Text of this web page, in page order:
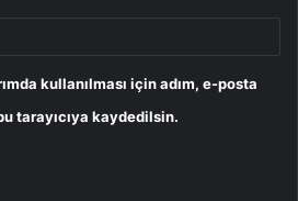
kullanılması için adım, e-posta
tarayıcıya kaydedilsin.